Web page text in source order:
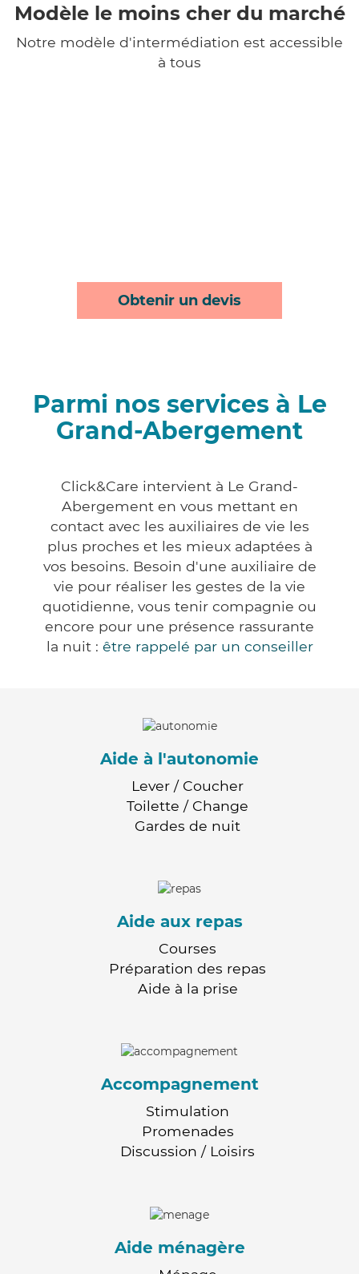
Modèle le moins cher du marché
Notre modèle d'intermédiation est accessible
à tous
Obtenir un devis
Parmi nos services à Le
Grand-Abergement
Click&Care intervient à Le Grand-
Abergement en vous mettant en
contact avec les auxiliaires de vie les
plus proches et les mieux adaptées à
vos besoins. Besoin d'une auxiliaire de
vie pour réaliser les gestes de la vie
quotidienne, vous tenir compagnie ou
encore pour une présence rassurante
la nuit : être rappelé par un conseiller
Aide à l'autonomie
Lever / Coucher
Toilette / Change
Gardes de nuit
Aide aux repas
Courses
Préparation des repas
Aide à la prise
Accompagnement
Stimulation
Promenades
Discussion / Loisirs
Aide ménagère